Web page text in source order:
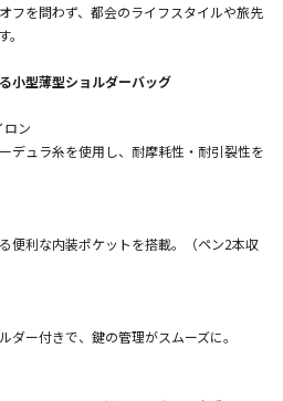
フを問わず、都会のライフスタイルや旅先
小型薄型ショルダーバッグ
ロン
デュラ糸を使用し、耐摩耗性・耐引裂性を
便利な内装ポケットを搭載。（ペン2本収
ー付きで、鍵の管理がスムーズに。